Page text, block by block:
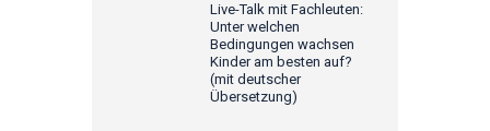
Live-Talk mit Fachleuten:
Unter welchen
Bedingungen wachsen
Kinder am besten auf?
(mit deutscher
Übersetzung)